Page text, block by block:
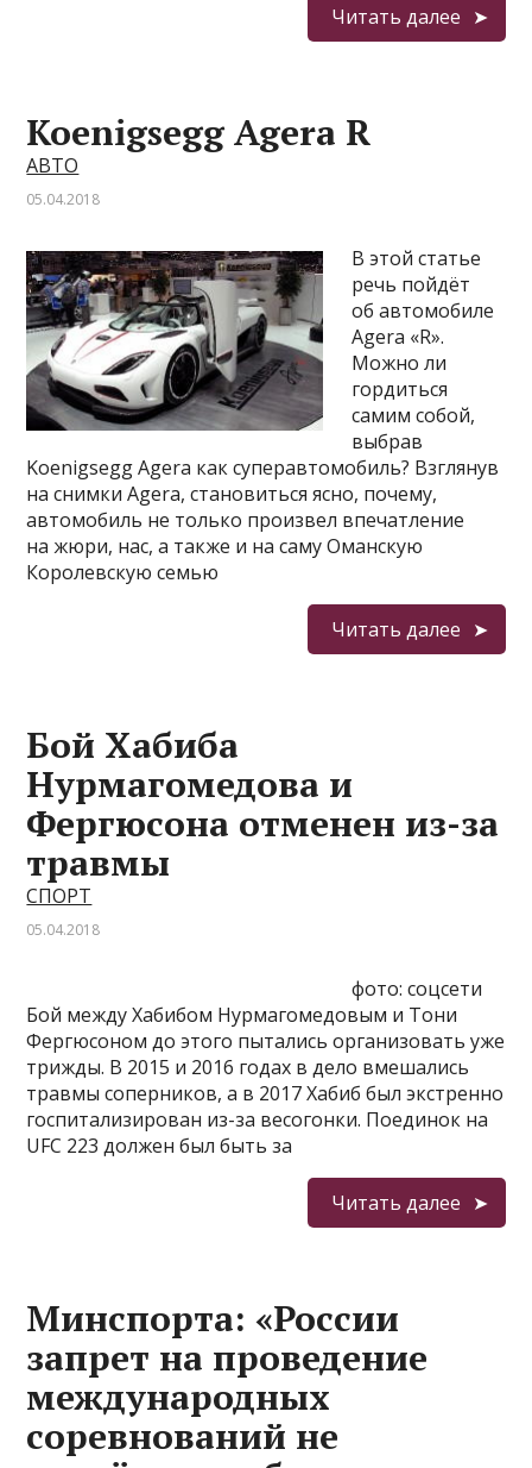
Читать далее
Koenigsegg Agera R
АВТО
05.04.2018
В этой статье
речь пойдёт
об автомобиле
Agera «R».
Можно ли
гордиться
самим собой,
выбрав
Koenigsegg Agera как суперавтомобиль? Взглянув
на снимки Agera, становиться ясно, почему,
автомобиль не только произвел впечатление
на жюри, нас, а также и на саму Оманскую
Королевскую семью
Читать далее
Бой Хабиба
Нурмагомедова и
Фергюсона отменен из-за
травмы
СПОРТ
05.04.2018
фото: соцсети
Бой между Хабибом Нурмагомедовым и Тони
Фергюсоном до этого пытались организовать уже
трижды. В 2015 и 2016 годах в дело вмешались
травмы соперников, а в 2017 Хабиб был экстренно
госпитализирован из-за весогонки. Поединок на
UFC 223 должен был быть за
Читать далее
Минспорта: «России
запрет на проведение
международных
соревнований не